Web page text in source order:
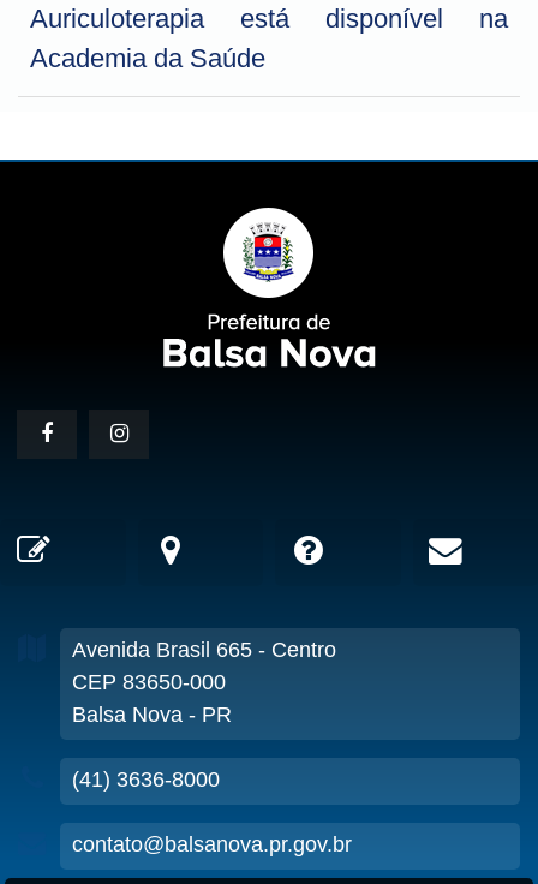
Auriculoterapia está disponível na
Academia da Saúde
Avenida Brasil 665 - Centro
CEP 83650-000
Balsa Nova - PR
(41) 3636-8000
contato@balsanova.pr.gov.br